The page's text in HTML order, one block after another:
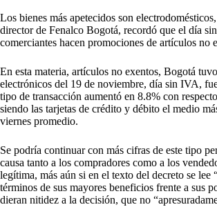
Los bienes más apetecidos son
director de Fenalco Bogotá, recordó que el día
comerciantes hacen promociones de artículos no
En esta materia, artículos no exentos, Bogotá
electrónicos del 19 de noviembre, día sin IVA,
tipo de transacción aumentó en 8.8% con
siendo las tarjetas de crédito y débito el medio
viernes promedio.
Se podría continuar con más cifras de este tipo
causa tanto a los compradores como a los
legítima, más aún si en el texto del decreto se
términos de sus mayores beneficios frente a sus
dieran nitidez a la decisión, que no